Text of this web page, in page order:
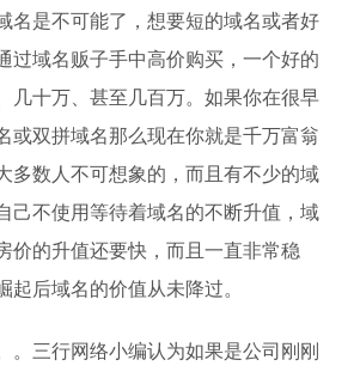
名是不可能了，想要短的域名或者好
过域名贩子手中高价购买，一个好的
几十万、甚至几百万。如果你在很早
或双拼域名那么现在你就是千万富翁
多数人不可想象的，而且有不少的域
己不使用等待着域名的不断升值，域
价的升值还要快，而且一直非常稳
起后域名的价值从未降过。
。三行网络小编认为如果是公司刚刚